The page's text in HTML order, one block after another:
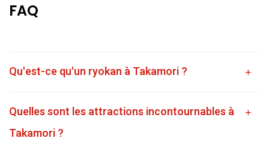
FAQ
Qu'est-ce qu'un ryokan à Takamori ?
Quelles sont les attractions incontournables à
Takamori ?